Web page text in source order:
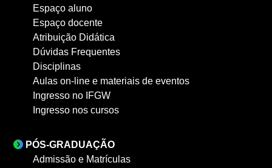
Espaço aluno
Espaço docente
Atribuição Didática
Dúvidas Frequentes
Disciplinas
Aulas on-line e materiais de eventos
Ingresso no IFGW
Ingresso nos cursos
PÓS-GRADUAÇÃO
Admissão e Matrículas